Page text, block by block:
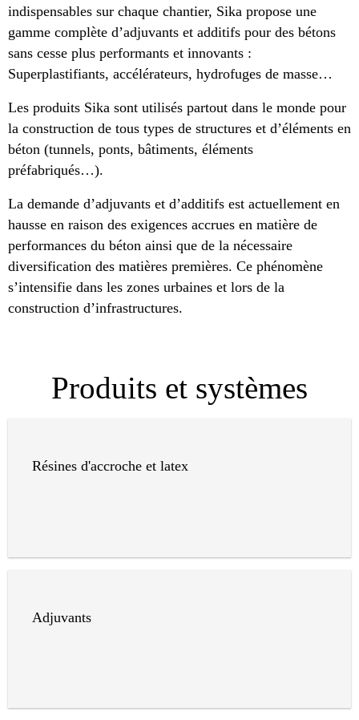
indispensables sur chaque chantier, Sika propose une
gamme complète d’adjuvants et additifs pour des bétons
sans cesse plus performants et innovants :
Superplastifiants, accélérateurs, hydrofuges de masse…
Les produits Sika sont utilisés partout dans le monde pour
la construction de tous types de structures et d’éléments en
béton (tunnels, ponts, bâtiments, éléments
préfabriqués…).
La demande d’adjuvants et d’additifs est actuellement en
hausse en raison des exigences accrues en matière de
performances du béton ainsi que de la nécessaire
diversification des matières premières. Ce phénomène
s’intensifie dans les zones urbaines et lors de la
construction d’infrastructures.
Produits et systèmes
Résines d'accroche et latex
Adjuvants